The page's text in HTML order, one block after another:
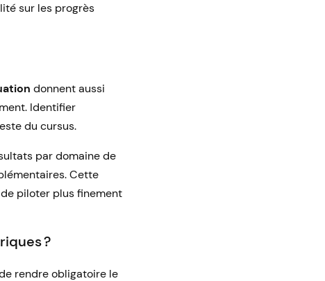
sur les progrès
donnent aussi
Identifier
du cursus.
par domaine de
Cette
piloter plus finement
?
rendre obligatoire le